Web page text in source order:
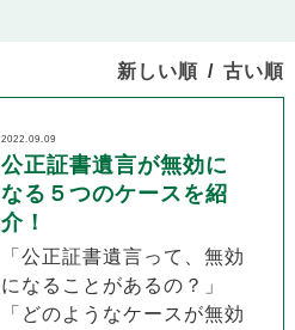
新しい順 古い順
2022.09.09
公正証書遺言が無効に
なる５つのケースを紹
介！
「公正証書遺言って、無効
になることがあるの？」
「どのようなケースが無効